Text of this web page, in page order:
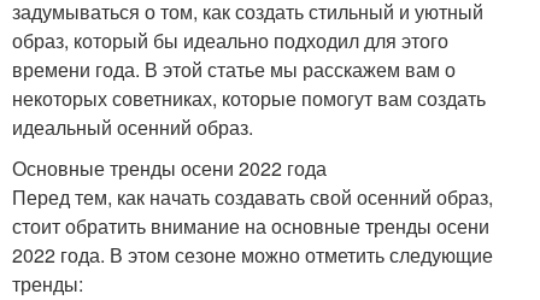
задумываться о том, как создать стильный и уютный
образ, который бы идеально подходил для этого
времени года. В этой статье мы расскажем вам о
некоторых советниках, которые помогут вам создать
идеальный осенний образ.
Основные тренды осени 2022 года
Перед тем, как начать создавать свой осенний образ,
стоит обратить внимание на основные тренды осени
2022 года. В этом сезоне можно отметить следующие
тренды: